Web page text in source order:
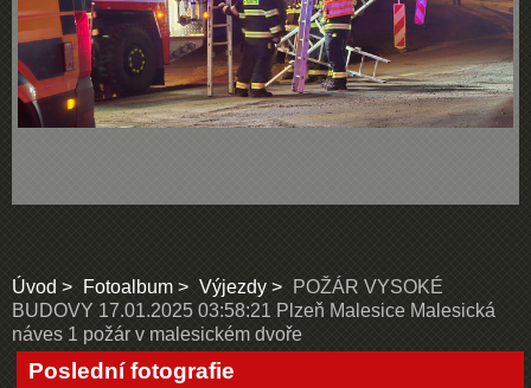
Úvod Fotoalbum Výjezdy
POŽÁR VYSOKÉ
BUDOVY 17.01.2025 03:58:21 Plzeň Malesice Malesická
náves 1 požár v malesickém dvoře
Poslední fotografie